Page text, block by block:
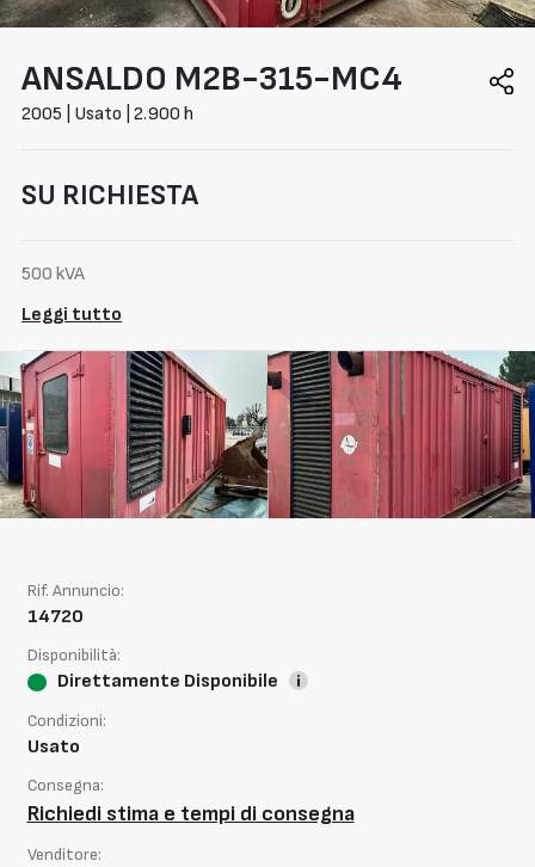
ANSALDO M2B-315-MC4
2005 | Usato | 2.900 h
SU RICHIESTA
500 kVA
Leggi tutto
Rif. Annuncio:
14720
Disponibilità:
Direttamente Disponibile
Condizioni:
Usato
Consegna:
Richiedi stima e tempi di consegna
Venditore: